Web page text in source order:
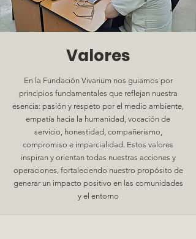
Valores
En la Fundación Vivarium nos guiamos por
principios fundamentales que reflejan nuestra
esencia: pasión y respeto por el medio ambiente,
empatía hacia la humanidad, vocación de
servicio, honestidad, compañerismo,
compromiso e imparcialidad. Estos valores
inspiran y orientan todas nuestras acciones y
operaciones, fortaleciendo nuestro propósito de
generar un impacto positivo en las comunidades
y el entorno